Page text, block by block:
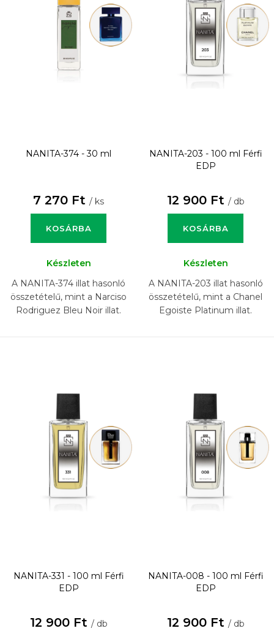
NANITA-374 - 30 ml
7 270 Ft / ks
KOSÁRBA
Készleten
A NANITA-374 illat hasonló
összetételű, mint a Narciso
Rodriguez Bleu Noir illat.
NANITA-203 - 100 ml
Férfi
EDP
12 900 Ft / db
KOSÁRBA
Készleten
A NANITA-203 illat hasonló
összetételű, mint a Chanel
Egoiste Platinum illat.
NANITA-331 - 100 ml
Férfi
EDP
12 900 Ft / db
NANITA-008 - 100 ml
Férfi
EDP
12 900 Ft / db